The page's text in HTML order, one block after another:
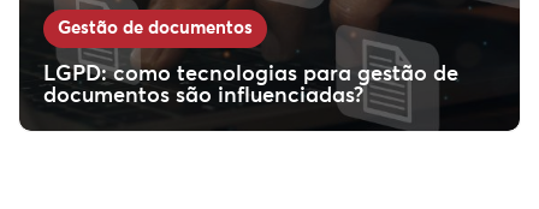
Gestão de documentos
LGPD: como tecnologias para gestão de
documentos são influenciadas?